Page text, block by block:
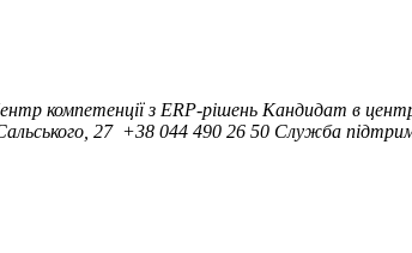
компетенції з ERP-рішень Кандидат в
27 +38 044 490 26 50 Служба